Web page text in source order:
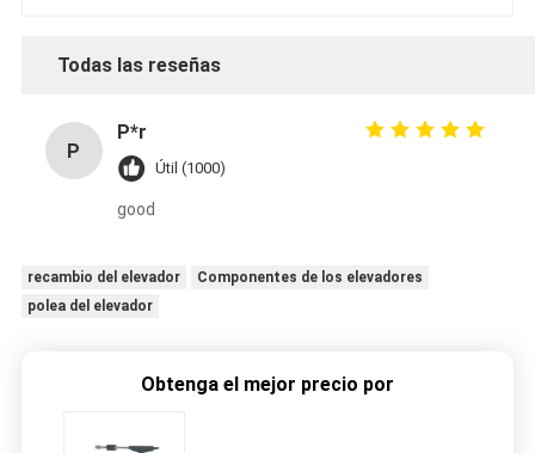
Todas las reseñas
P
P*r
Útil (1000)
good
recambio del elevador
Componentes de los elevadores
polea del elevador
Obtenga el mejor precio por